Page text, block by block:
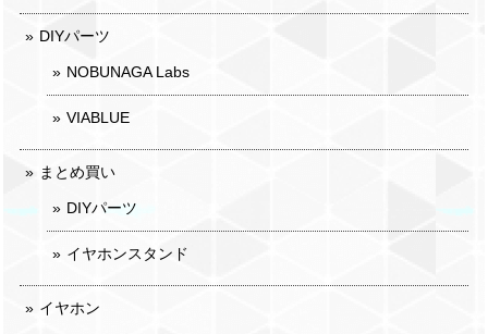
DIYパーツ
NOBUNAGA Labs
VIABLUE
まとめ買い
DIYパーツ
イヤホンスタンド
イヤホン